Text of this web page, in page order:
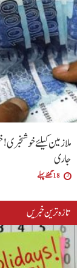
جاری
18 گھنٹے پہلے
تازہ ترین خبریں